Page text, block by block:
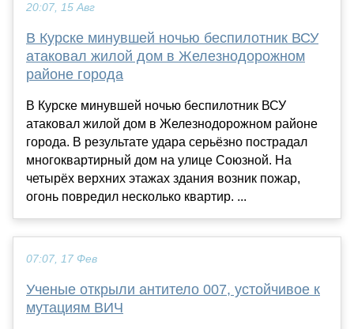
20:07, 15 Авг
В Курске минувшей ночью беспилотник ВСУ
атаковал жилой дом в Железнодорожном
районе города
В Курске минувшей ночью беспилотник ВСУ
атаковал жилой дом в Железнодорожном районе
города. В результате удара серьёзно пострадал
многоквартирный дом на улице Союзной. На
четырёх верхних этажах здания возник пожар,
огонь повредил несколько квартир. ...
07:07, 17 Фев
Ученые открыли антитело 007, устойчивое к
мутациям ВИЧ